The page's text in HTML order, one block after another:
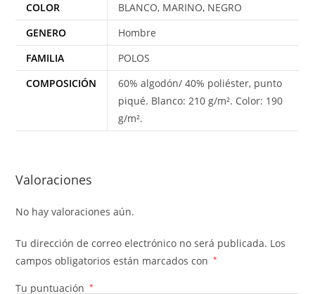
COLOR
BLANCO, MARINO, NEGRO
GENERO
Hombre
FAMILIA
POLOS
COMPOSICIÓN
60% algodón/ 40% poliéster, punto
piqué. Blanco: 210 g/m². Color: 190
g/m².
Valoraciones
No hay valoraciones aún.
Tu dirección de correo electrónico no será publicada. Los
campos obligatorios están marcados con
*
Tu puntuación *